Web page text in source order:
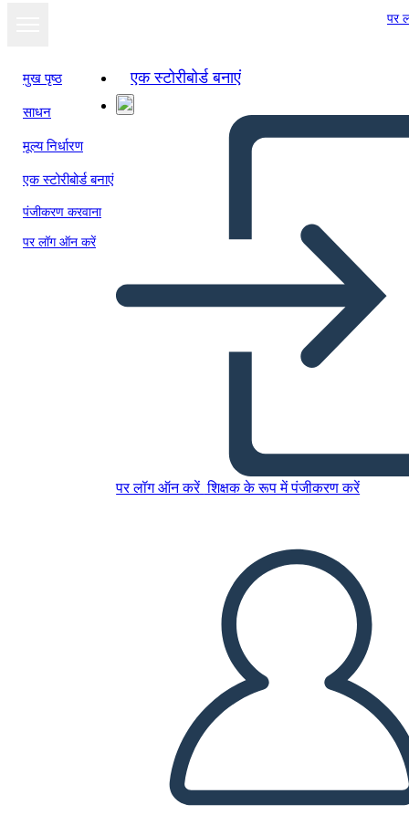
पर
मुख पृष्ठ
साधन
मूल्य निर्धारण
एक स्टोरीबोर्ड बनाएं
पंजीकरण करवाना
पर लॉग ऑन करें
एक स्टोरीबोर्ड बनाएं
पर लॉग ऑन करें शिक्षक के रूप में पंजीकरण करें
इस स्टोरीबोर्ड को कॉपी करें
स्टोरीबोर्ड बनाएं
मुझे पढ़कर सुनाओ
स्लाइड शो के रूप में
देखें